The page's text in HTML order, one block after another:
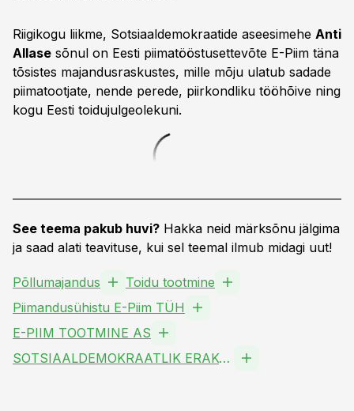
Riigikogu liikme, Sotsiaaldemokraatide aseesimehe Anti
Allase sõnul on Eesti piimatööstusettevõte E-Piim täna
tõsistes majandusraskustes, mille mõju ulatub sadade
piimatootjate, nende perede, piirkondliku tööhõive ning
kogu Eesti toidujulgeolekuni.
See teema pakub huvi? Hakka neid märksõnu jälgima
ja saad alati teavituse, kui sel teemal ilmub midagi uut!
Põllumajandus
Toidu tootmine
Piimandusühistu E-Piim TÜH
E-PIIM TOOTMINE AS
SOTSIAALDEMOKRAATLIK ERAKOND MTÜ